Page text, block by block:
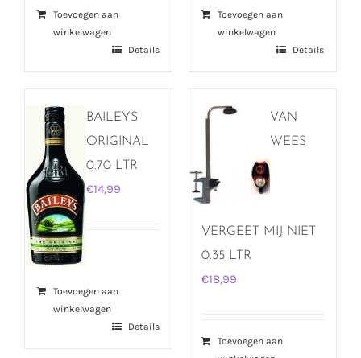
Toevoegen aan
winkelwagen
Details
Toevoegen aan
winkelwagen
Details
BAILEYS
ORIGINAL
0.70 LTR
€14,99
Toevoegen aan
winkelwagen
Details
VAN
WEES
VERGEET MIJ NIET
0.35 LTR
€18,99
Toevoegen aan